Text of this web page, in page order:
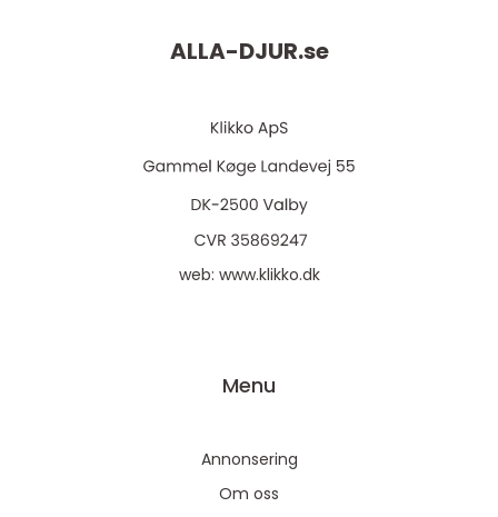
ALLA-DJUR.se
web: www.klikko.dk
Menu
Annonsering
Om oss